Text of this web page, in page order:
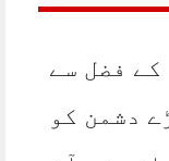
کے فضل سے
دشمن کو